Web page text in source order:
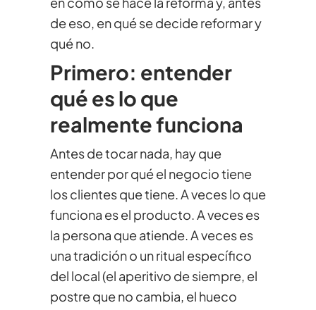
de eso, en qué se decide reformar y
qué no.
Primero: entender
qué es lo que
realmente funciona
Antes de tocar nada, hay que
entender por qué el negocio tiene
los clientes que tiene. A veces lo que
funciona es el producto. A veces es
la persona que atiende. A veces es
una tradición o un ritual específico
del local (el aperitivo de siempre, el
postre que no cambia, el hueco